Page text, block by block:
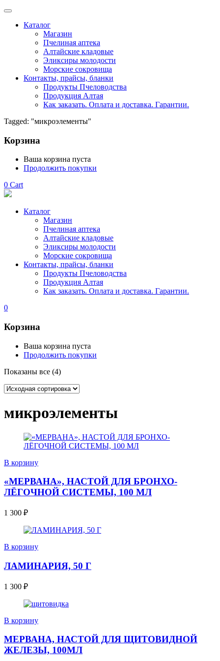
Каталог
Магазин
Пчелиная аптека
Алтайские кладовые
Эликсиры молодости
Морские сокровища
Контакты, прайсы, бланки
Продукты Пчеловодства
Продукция Алтая
Как заказать. Оплата и доставка. Гарантии.
Tagged: "микроэлементы"
Корзина
Ваша корзина пуста
Продолжить покупки
0 Cart
Каталог
Магазин
Пчелиная аптека
Алтайские кладовые
Эликсиры молодости
Морские сокровища
Контакты, прайсы, бланки
Продукты Пчеловодства
Продукция Алтая
Как заказать. Оплата и доставка. Гарантии.
0
Корзина
Ваша корзина пуста
Продолжить покупки
Показаны все (4)
микроэлементы
В корзину
«МЕРВАНА», НАСТОЙ ДЛЯ БРОНХО-
ЛЁГОЧНОЙ СИСТЕМЫ, 100 МЛ
1 300 ₽
В корзину
ЛАМИНАРИЯ, 50 Г
1 300 ₽
В корзину
МЕРВАНА, НАСТОЙ ДЛЯ ЩИТОВИДНОЙ
ЖЕЛЕЗЫ, 100МЛ